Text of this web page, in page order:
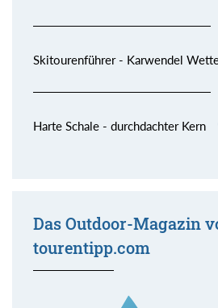
Skitourenführer - Karwendel
Harte Schale - durchdachter Kern
Das Outdoor-Magazin
tourentipp.com